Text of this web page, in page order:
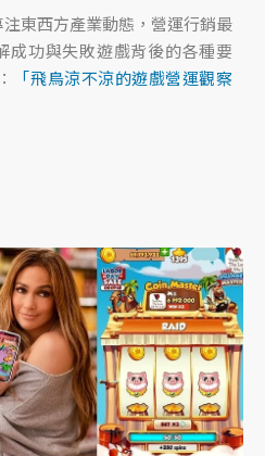
東西方產業動態，營運行銷最
成功與失敗遊戲背後的各種要
「飛鳥涼不涼的遊戲營運觀察